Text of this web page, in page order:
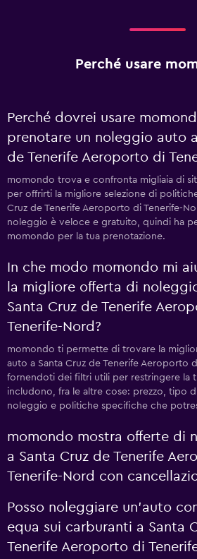
Perché usare
Perché dovrei usare
prenotare un noleggio auto
de Tenerife Aeroporto di
momondo trova e confronta migliaia di
per offrirti la migliore selezione di
Cruz de Tenerife Aeroporto di Tenerife-
noleggio è veloce e gratuito, quindi ha
momondo per la tua prenotazione.
In che modo momondo mi
la migliore offerta di
Santa Cruz de Tenerife
Tenerife-Nord?
momondo ti permette di trovare la
auto a Santa Cruz de Tenerife Aeroporto
fornendoti dei filtri utili per restringere la
includono, fra le altre cose: prezzo, tipo
noleggio e politiche specifiche che
momondo mostra offerte di
a Santa Cruz de Tenerife
Tenerife-Nord con
Posso noleggiare un'auto
equa sui carburanti a Santa
Tenerife Aeroporto di